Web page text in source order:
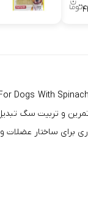
و تربیت سگ
برای ساختار